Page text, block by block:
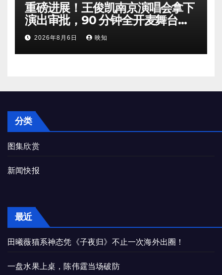
重磅进展！王俊凯南京演唱会拿下
演出审批，90 分钟全开麦舞台即
将奔赴南京
2026年8月6日 映知
分类
图集欣赏
新闻快报
最近
田曦薇猫系神态凭《子夜归》不止一次海外出圈！
一盘水果上桌，陈伟霆当场破防